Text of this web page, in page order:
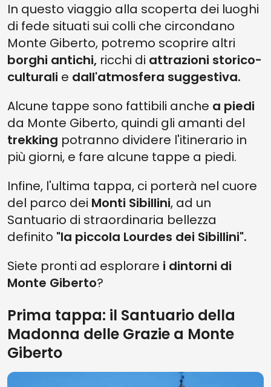
In questo viaggio alla scoperta dei luoghi
di fede situati sui colli che circondano
Monte Giberto, potremo scoprire altri
borghi antichi, ricchi di attrazioni storico-
culturali e dall'atmosfera suggestiva.
Alcune tappe sono fattibili anche a piedi
da Monte Giberto, quindi gli amanti del
trekking potranno dividere l'itinerario in
più giorni, e fare alcune tappe a piedi.
Infine, l'ultima tappa, ci porterà nel cuore
del parco dei Monti Sibillini, ad un
Santuario di straordinaria bellezza
definito "la piccola Lourdes dei Sibillini".
Siete pronti ad esplorare i dintorni di
Monte Giberto?
Prima tappa: il Santuario della
Madonna delle Grazie a Monte
Giberto